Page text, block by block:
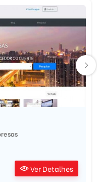
Ver Detalhes